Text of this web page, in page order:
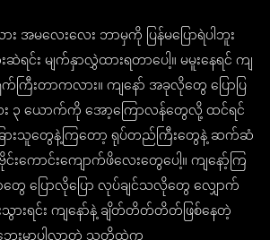
အမလေးလေး ဘာမှကို ပြန်မပြောရဲပါဘူး
ဆဲရင်း မျက်နှာလွှဲထားရတာပေါ့။ မမူးနေရင် ကျ
ြီးတာကလား။ ကျနော် အခုလိုတွေ ပြောပြ
၃ ယောက်ကို အော့ကြောလန်တွေလို့ ထင်ရင်
ြားသူတွေနဲ့ကြတော့ ရုပ်တည်ကြီးတွေနဲ့ ဆက်ဆံ
းကောင်းကျောက်ဖိလေးတွေပေါ့။ ကျနော့်ကြ
ာတွေ ပြောလိုပြော လုပ်ချင်သလိုတွေ လျှောက်
းရင်း ကျနော်နဲ့ ချိတ်တိတ်တိတ်ဖြစ်နေတဲ့